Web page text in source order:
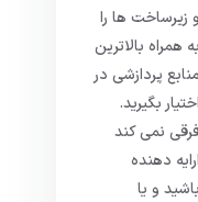
و زیرساخت ها را
به همراه بالاترین
منابع پردازشی در
اختیار بگیرید.
نمی کند
ارایه دهنده
باشید و یا